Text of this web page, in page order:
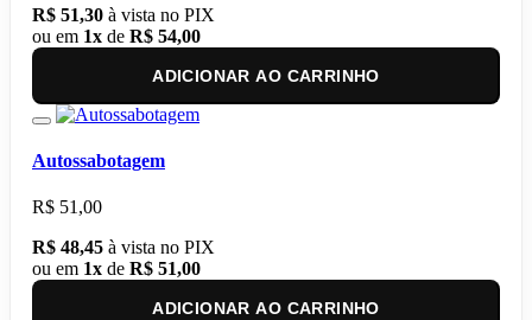
R$ 51,30 à vista no PIX
ou em 1x de R$ 54,00
ADICIONAR AO CARRINHO
Autossabotagem
R$ 51,00
R$ 48,45 à vista no PIX
ou em 1x de R$ 51,00
ADICIONAR AO CARRINHO